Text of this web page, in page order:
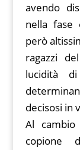
avendo
nella fase
però
ragazzi
lucidità
decisosi in
Al
copione